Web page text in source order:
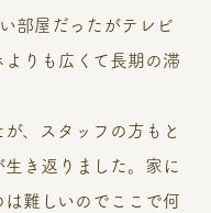
部屋だったがテレビ
りも広くて長期の滞
、スタッフの方もと
き返りました。家に
難しいのでここで何